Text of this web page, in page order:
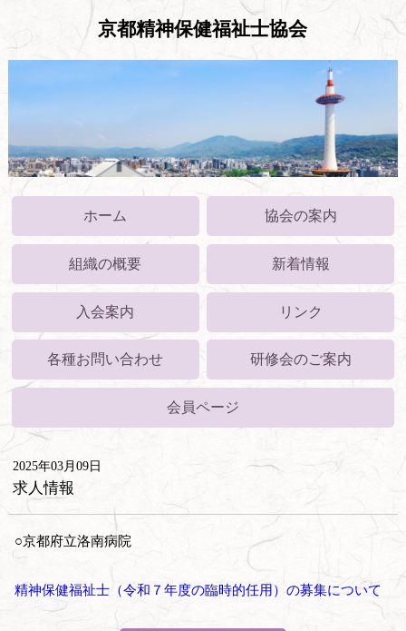
京都精神保健福祉士協会
ホーム 協会の案内
組織の概要 新着情報
入会案内 リンク
各種お問い合わせ 研修会のご案内
会員ページ
2025年03月09日
求人情報
○京都府立洛南病院
精神保健福祉士（令和７年度の臨時的任用）の募集について